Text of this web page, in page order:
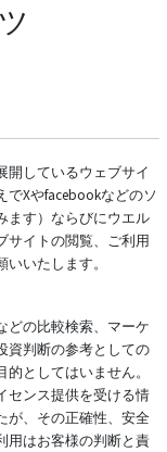
開しているウェブサイ
でXやfacebookなどのソ
ます）ならびにウエル
サイトの閲覧、ご利用
いたします。
どの比較検索、マーケ
資判断の参考としての
としてはいません。
センス提供を受ける情
が、その正確性、安全
用はお客様の判断と責